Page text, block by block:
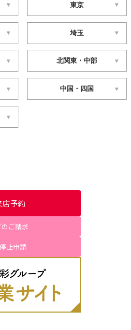
東京
埼玉
北関東・中部
中国・四国
店予約
ご請求
止申請